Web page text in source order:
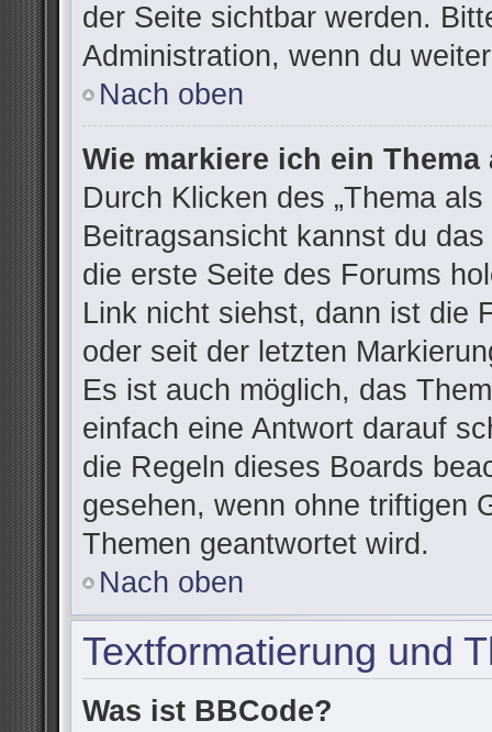
der Seite sichtbar werden.
Administration, wenn du
Nach oben
Wie markiere ich ein Thema
Durch Klicken des „Thema
Beitragsansicht kannst du
die erste Seite des Forums
Link nicht siehst, dann ist die
oder seit der letzten
Es ist auch möglich, das
einfach eine Antwort darauf
die Regeln dieses Boards
gesehen, wenn ohne triftigen
Themen geantwortet wird.
Nach oben
Textformatierung und
Was ist BBCode?